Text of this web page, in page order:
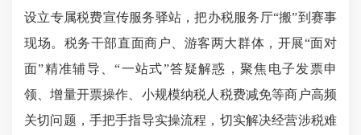
设立专属税费宣传服务驿站，把办税服务厅“搬”到赛事
现场。税务干部直面商户、游客两大群体，开展“面对
面”精准辅导、“一站式”答疑解惑，聚焦电子发票申
领、增量开票操作、小规模纳税人税费减免等商户高频
关切问题，手把手指导实操流程，切实解决经营涉税难